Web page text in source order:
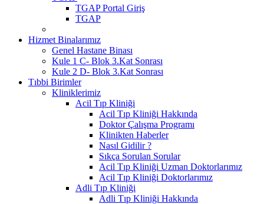
TGAP Portal Giriş
TGAP
Hizmet Binalarımız
Genel Hastane Binası
Kule 1 C- Blok 3.Kat Sonrası
Kule 2 D- Blok 3.Kat Sonrası
Tıbbi Birimler
Kliniklerimiz
Acil Tıp Kliniği
Acil Tıp Kliniği Hakkında
Doktor Çalışma Programı
Klinikten Haberler
Nasıl Gidilir ?
Sıkça Sorulan Sorular
Acil Tıp Kliniği Uzman Doktorlarımız
Acil Tıp Kliniği Doktorlarımız
Adli Tıp Kliniği
Adli Tıp Kliniği Hakkında